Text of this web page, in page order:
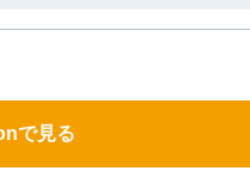
で見る